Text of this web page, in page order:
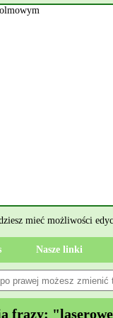
mieć możliwości
Nasze linki
frazy: